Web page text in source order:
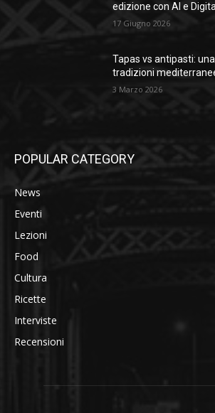
edizione con AI e
17 Giugno 2026
Tapas vs antipasti:
tradizioni
3 Marzo 2026
POPULAR CATEGORY
News
Eventi
Lezioni
Food
Cultura
Ricette
Interviste
Recensioni